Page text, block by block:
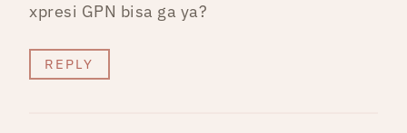
xpresi GPN bisa ga ya?
REPLY